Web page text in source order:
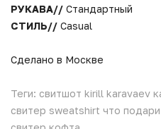
РУКАВА// Стандартный
СТИЛЬ// Casual
Сделано в Москве
Теги: свитшот kirill karavaev
свитер sweatshirt что